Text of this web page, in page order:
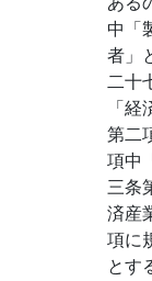
中「
者」
二十
「
第二
項中
三条
済産
項に
とす